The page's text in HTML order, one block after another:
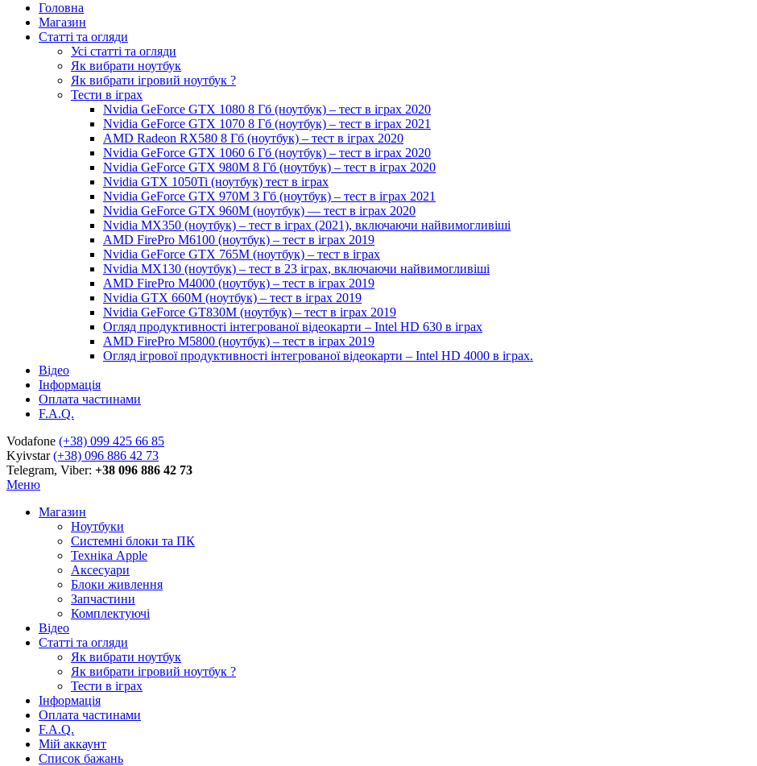
Головна
Магазин
Статті та огляди
Усі статті та огляди
Як вибрати ноутбук
Як вибрати ігровий ноутбук ?
Тести в іграх
Nvidia GeForce GTX 1080 8 Гб (ноутбук) – тест в іграх 2020
Nvidia GeForce GTX 1070 8 Гб (ноутбук) – тест в іграх 2021
AMD Radeon RX580 8 Гб (ноутбук) – тест в іграх 2020
Nvidia GeForce GTX 1060 6 Гб (ноутбук) – тест в іграх 2020
Nvidia GeForce GTX 980M 8 Гб (ноутбук) – тест в іграх 2020
Nvidia GTX 1050Ti (ноутбук) тест в іграх
Nvidia GeForce GTX 970M 3 Гб (ноутбук) – тест в іграх 2021
Nvidia GeForce GTX 960M (ноутбук) — тест в іграх 2020
Nvidia MX350 (ноутбук) – тест в іграх (2021), включаючи найвимогливіші
AMD FirePro M6100 (ноутбук) – тест в іграх 2019
Nvidia GeForce GTX 765M (ноутбук) – тест в іграх
Nvidia MX130 (ноутбук) – тест в 23 іграх, включаючи найвимогливіші
AMD FirePro M4000 (ноутбук) – тест в іграх 2019
Nvidia GTX 660M (ноутбук) – тест в іграх 2019
Nvidia GeForce GT830M (ноутбук) – тест в іграх 2019
Огляд продуктивності інтегрованої відеокарти – Intel HD 630 в іграх
AMD FirePro M5800 (ноутбук) – тест в іграх 2019
Огляд ігрової продуктивності інтегрованої відеокарти – Intel HD 4000 в іграх.
Відео
Інформація
Оплата частинами
F.A.Q.
Vodafone (+38) 099 425 66 85
Kyivstar(+38) 096 886 42 73
Telegram, Viber: +38 096 886 42 73
Меню
Магазин
Ноутбуки
Системні блоки та ПК
Техніка Apple
Аксесуари
Блоки живлення
Запчастини
Комплектуючі
Відео
Статті та огляди
Як вибрати ноутбук
Як вибрати ігровий ноутбук ?
Тести в іграх
Інформація
Оплата частинами
F.A.Q.
Мій аккаунт
Список бажань